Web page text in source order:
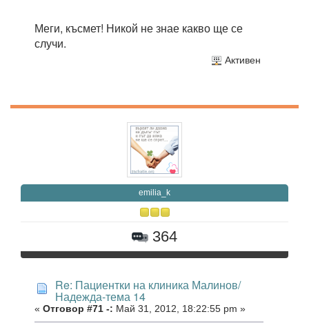
Меги, късмет! Никой не знае какво ще се
случи.
Активен
emilia_k
364
Re: Пациентки на клиника Малинов/
Надежда-тема 14
« Отговор #71 -: Май 31, 2012, 18:22:55 pm »